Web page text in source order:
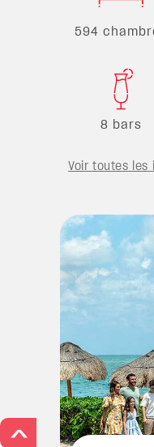
594
8 bars
Voir toutes les